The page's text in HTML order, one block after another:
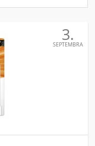
3.
SEPTEMBRA